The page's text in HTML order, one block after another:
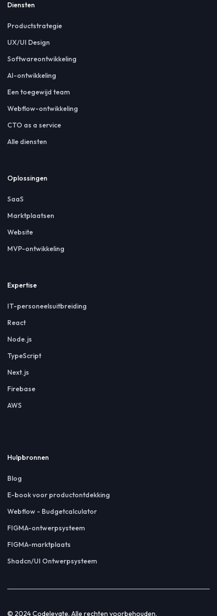
Diensten
Productstrategie
UX/UI Design
Softwareontwikkeling
AI-ontwikkeling
Een toegewijd team
Webflow-ontwikkeling
CTO as a service
Alle diensten
Oplossingen
SaaS
Marktplaatsen
Website
MVP-ontwikkeling
Expertise
IT-personeelsuitbreiding
React
Node.js
TypeScript
Next.js
Firebase
AWS
Hulpbronnen
Blog
E-book voor productontdekking
Webflow - Budgetcalculator
FIGMA-ontwerpsysteem
FIGMA-marktplaats
Shadcn/UI Ontwerpsysteem
© 2024 Codelevate. Alle rechten voorbehouden.